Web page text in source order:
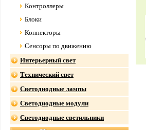
Контроллеры
Блоки
Коннекторы
Сенсоры по движению
Интерьерный свет
Технический свет
Светодиодные лампы
Светодиодные модули
Светодиодные светильники